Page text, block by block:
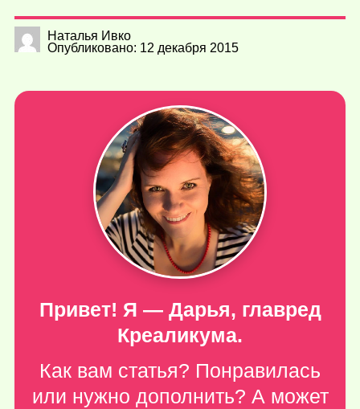
Наталья Ивко
Опубликовано: 12 декабря 2015
Привет! Я — Дарья, главред
Креаликума.
Как вам статья? Понравилась
или нужно дополнить? А может